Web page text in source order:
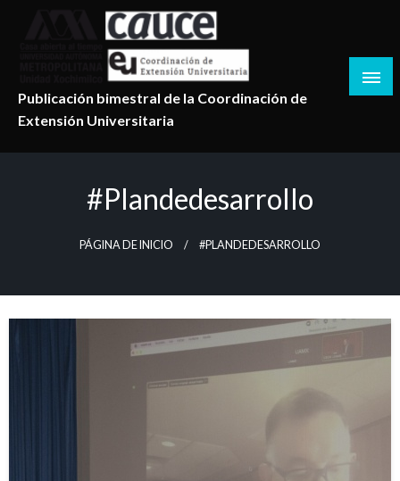
Publicación bimestral de la Coordinación de
Extensión Universitaria
#Plandedesarrollo
PÁGINA DE INICIO #PLANDEDESARROLLO